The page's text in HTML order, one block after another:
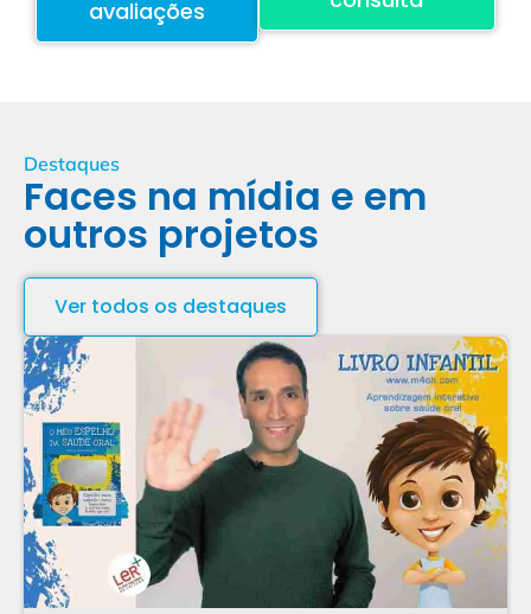
avaliações
Destaques
Faces na mídia e em
outros projetos
Ver todos os destaques